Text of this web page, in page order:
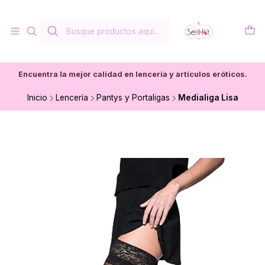
Encuentra la mejor calidad en lencería y artículos eróticos.
Inicio Lencería Pantys y Portaligas Medialiga Lisa